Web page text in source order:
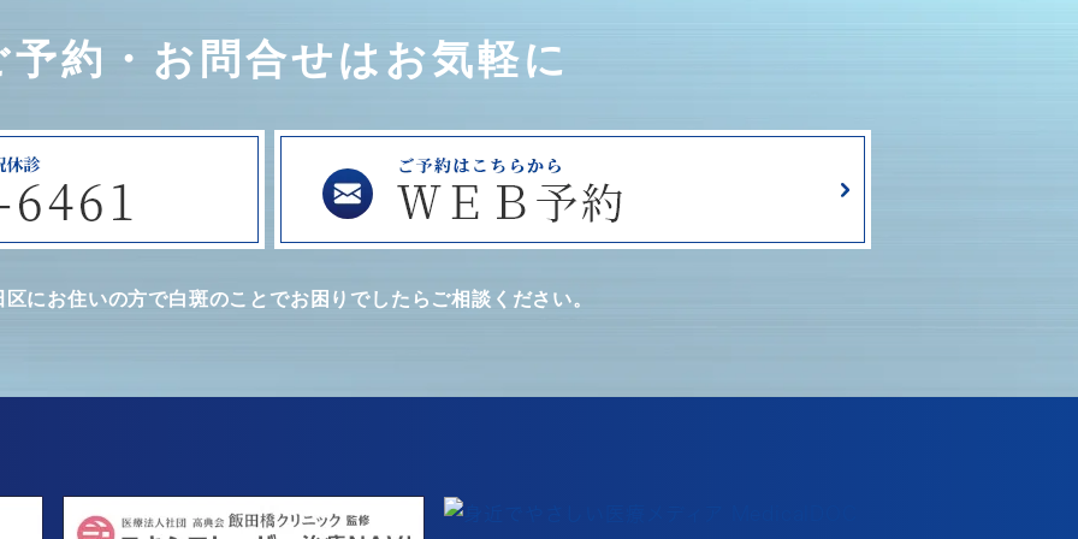
予約・お問合せはお気軽に
区にお住いの方で白斑のことでお困りでしたらご相談ください。